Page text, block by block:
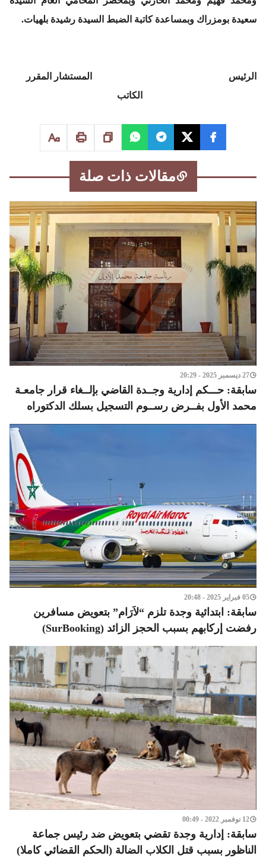
سعيدة بومزراك وبمساعدة كاتبة الضبط السيدة رشيدة بلهيات.
الرئيس المستشار المقرر
الكاتب
مقالات ذات صلة
27 ديسمبر 2025 - 20:29
سابقة: حـــكم إدارية وجــدة القاضي بإلــغاء قرار جامعـة
محمد الأول بفــرض رســوم التسجيل بسلك الدكتوراه
05 فبراير 2025 - 20:48
سابقة: ابتدائية وجدة تلزم “لاَرَام” بتعويض مسافرين
رفضت إركابهم بسبب الحجز الزائد (SurBooking)
12 نوفمبر 2022 - 00:49
سابقة: إدارية وجدة تقضي بتعويض ضد رئيس جماعة
الناظور بسبب قتل الكلاب الضالة (الحكم القضائي كاملا)